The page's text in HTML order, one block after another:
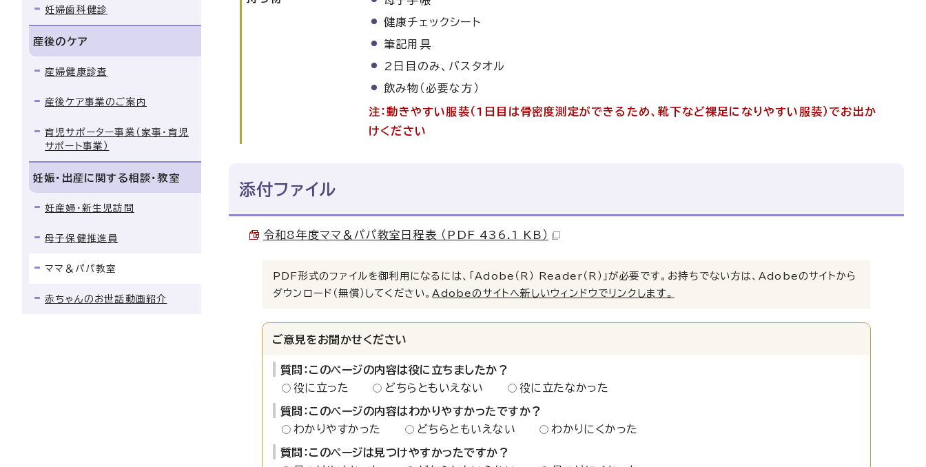
健康チェックシート
筆記用具
2日目のみ、バスタオル
飲み物（必要な方）
注：動きやすい服装（1日目は骨密度測定ができるため、靴下など裸足になりやすい服装）でお出か
けください
添付ファイル
令和8年度ママ＆パパ教室日程表 （PDF 436.1 KB）
PDF形式のファイルを御利用になるには、「Adobe（R） Reader（R）」が必要です。お持ちでない方は、Adobeのサイトから
ダウンロード（無償）してください。 Adobeのサイトへ新しいウィンドウでリンクします。
ご意見をお聞かせください
質問：このページの内容は役に立ちましたか？
役に立った
どちらともいえない 役に立たなかった
質問：このページの内容はわかりやすかったですか？
わかりやすかった
どちらともいえない わかりにくかった
質問：このページは見つけやすかったですか？
妊婦歯科健診
産後のケア
産婦健康診査
産後ケア事業のご案内
育児サポーター事業（家事・育児
サポート事業）
妊娠・出産に関する相談・教室
妊産婦・新生児訪問
母子保健推進員
ママ＆パパ教室
赤ちゃんのお世話動画紹介